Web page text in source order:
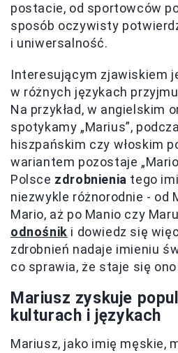
postacie, od sportowców
sposób oczywisty
i uniwersalność.
Interesującym zjawiskiem
w różnych językach
Na przykład, w angielskim
spotykamy „Marius”,
hiszpańskim czy włoskim
wariantem pozostaje
Polsce zdrobnienia tego
niezwykle różnorodnie - od
Mario, aż po Manio czy
odnośnik i dowiedz się
zdrobnień nadaje imieniu
co sprawia, że staje się
Mariusz zyskuje
kulturach i językach
Mariusz, jako imię męskie,